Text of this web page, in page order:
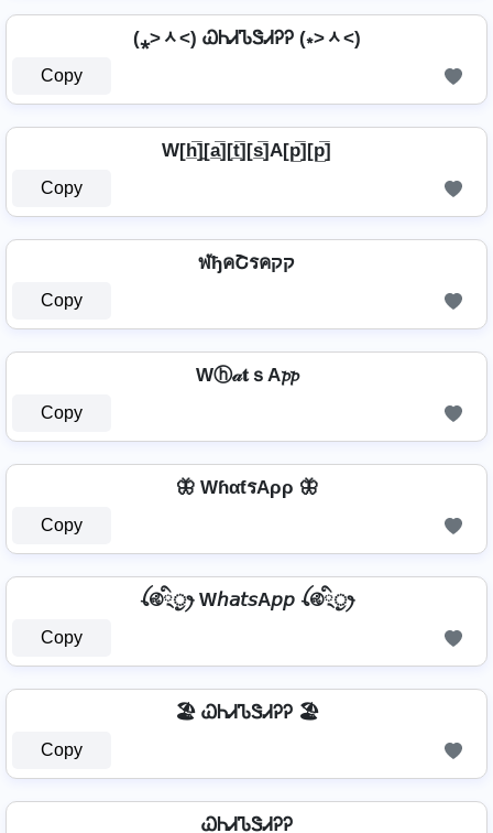
(⁎˃ᆺ˂) ᏇᏂᏗᏖᏕᏗᎮᎮ (⁎˃ᆺ˂)
Copy
W[h̲̅]̼[a̲̅][t̲̅][s̲̅]A[p̲̅][p̲̅]
Copy
ฬђคՇรคקק
Copy
Wⓗ𝒶𝐭ｓA𝓹𝓹
Copy
🦋 WɦαƭรAρρ 🦋
Copy
ꪶ࿋྄ིᤢꫂ W𝘩𝘢𝘵𝘴A𝘱𝘱 ꪶ࿋྄ིᤢꫂ
Copy
🏖️ ᏇᏂᏗᏖᏕᏗᎮᎮ 🏖️
Copy
ᏇᏂᏗᏖᏕᏗᎮᎮ